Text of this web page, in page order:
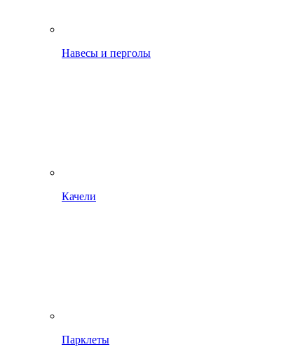
Навесы и перголы
Качели
Парклеты